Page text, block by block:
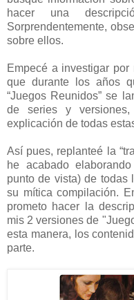
hacer una
Sorprendentemente,
sobre ellos.
Empecé a investigar
que durante los años
“Juegos Reunidos” se
de series y
explicación de todas
Así pues, replanteé la
he acabado
punto de vista) de todas
su mítica compilación.
prometo hacer la
mis 2 versiones de
esta manera, los
parte.